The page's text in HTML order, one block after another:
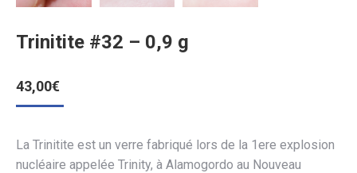
Trinitite #32 – 0,9 g
43,00€
La Trinitite est un verre fabriqué lors de la 1ere explosion
nucléaire appelée Trinity, à Alamogordo au Nouveau